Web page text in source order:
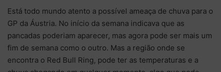
Está todo mundo atento a possível ameaça de chuva para o
GP da Áustria. No início da semana indicava que as
pancadas poderiam aparecer, mas agora pode ser mais um
fim de semana como o outro. Mas a região onde se
encontra o Red Bull Ring, pode ter as temperaturas e a